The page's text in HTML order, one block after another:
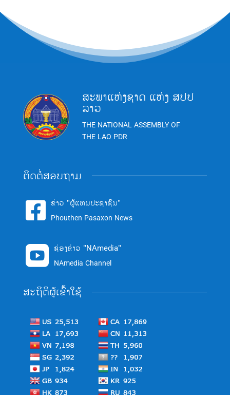
ສະພາແຫ່ງຊາດ ແຫ່ງ ສປປ
ລາວ
THE NATIONAL ASSEMBLY OF
THE LAO PDR
ຕິດຕໍ່ສອບຖາມ
 ຂ່າວ "ຜູ້ແທນປະຊາຊົນ"
Phouthen Pasaxon News
 ຊ່ອງຂ່າວ "NAmedia"
NAmedia Channel
ສະຖິຕິຜູ້ເຂົ້າໃຊ້